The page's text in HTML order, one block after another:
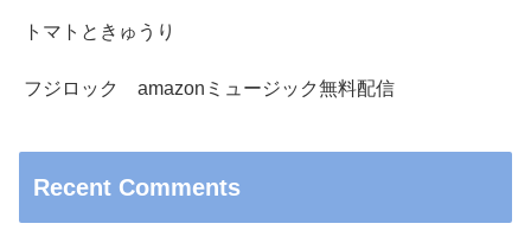
トマトときゅうり
フジロック amazonミュージック無料配信
Recent Comments